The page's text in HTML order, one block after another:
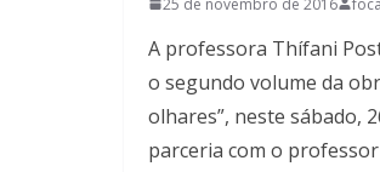
A professora Thífani
o segundo volume da
olhares”, neste sábado,
parceria com o